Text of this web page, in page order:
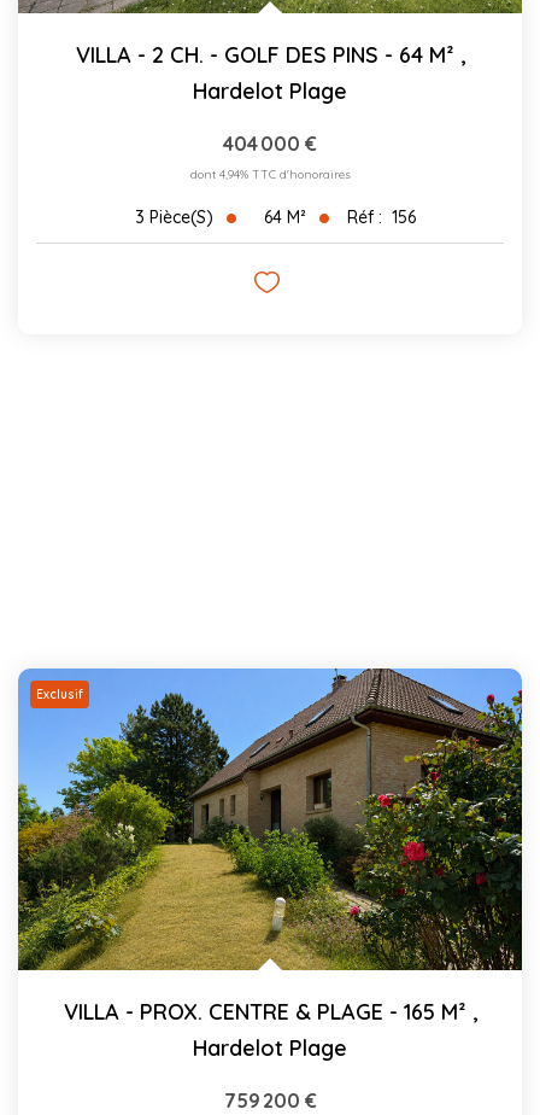
VILLA - 2 CH. - GOLF DES PINS - 64 M² ,
Hardelot Plage
404 000 €
dont 4,94% TTC d'honoraires
3 Pièce(s) 64 M² Réf : 156
Exclusif
VILLA - PROX. CENTRE & PLAGE - 165 M² ,
Hardelot Plage
759 200 €